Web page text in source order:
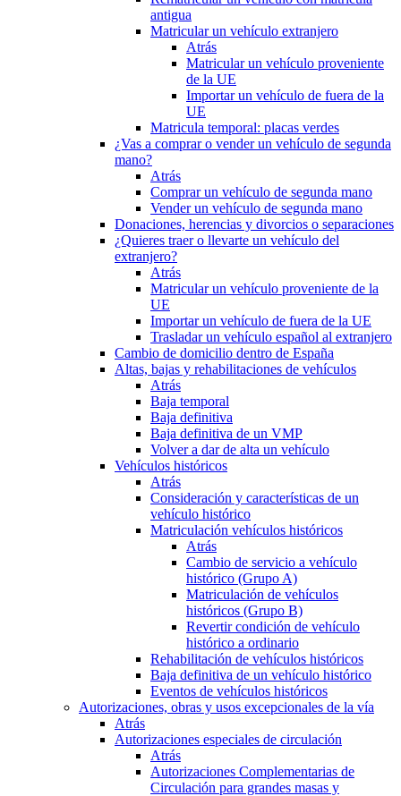
antigua
Matricular un vehículo extranjero
Atrás
Matricular un vehículo proveniente
de la UE
Importar un vehículo de fuera de la
UE
Matricula temporal: placas verdes
¿Vas a comprar o vender un vehículo de segunda
mano?
Atrás
Comprar un vehículo de segunda mano
Vender un vehículo de segunda mano
Donaciones, herencias y divorcios o separaciones
¿Quieres traer o llevarte un vehículo del
extranjero?
Atrás
Matricular un vehículo proveniente de la
UE
Importar un vehículo de fuera de la UE
Trasladar un vehículo español al extranjero
Cambio de domicilio dentro de España
Altas, bajas y rehabilitaciones de vehículos
Atrás
Baja temporal
Baja definitiva
Baja definitiva de un VMP
Volver a dar de alta un vehículo
Vehículos históricos
Atrás
Consideración y características de un
vehículo histórico
Matriculación vehículos históricos
Atrás
Cambio de servicio a vehículo
histórico (Grupo A)
Matriculación de vehículos
históricos (Grupo B)
Revertir condición de vehículo
histórico a ordinario
Rehabilitación de vehículos históricos
Baja definitiva de un vehículo histórico
Eventos de vehículos históricos
Autorizaciones, obras y usos excepcionales de la vía
Atrás
Autorizaciones especiales de circulación
Atrás
Autorizaciones Complementarias de
Circulación para grandes masas y